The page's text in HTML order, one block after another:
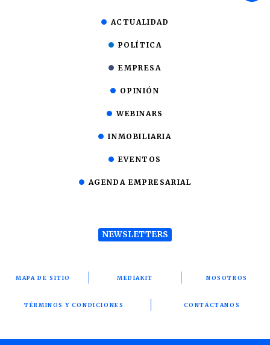
ACTUALIDAD
POLÍTICA
EMPRESA
OPINIÓN
WEBINARS
INMOBILIARIA
EVENTOS
AGENDA EMPRESARIAL
NEWSLETTERS
MAPA DE SITIO MEDIAKIT NOSOTROS
TÉRMINOS Y CONDICIONES CONTÁCTANOS